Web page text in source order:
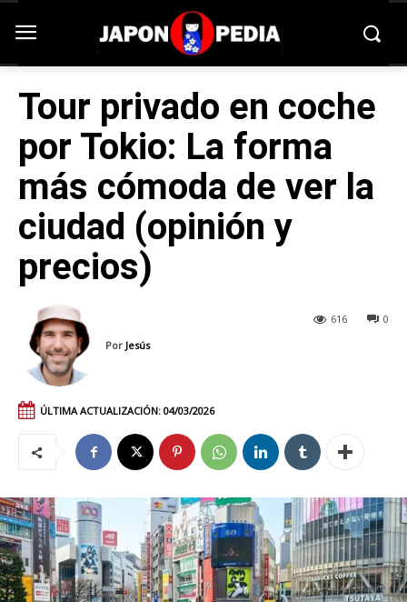
Tour privado en coche
por Tokio: La forma
más cómoda de ver la
ciudad (opinión y
precios)
0
616
Por Jesús
ÚLTIMA ACTUALIZACIÓN: 04/03/2026